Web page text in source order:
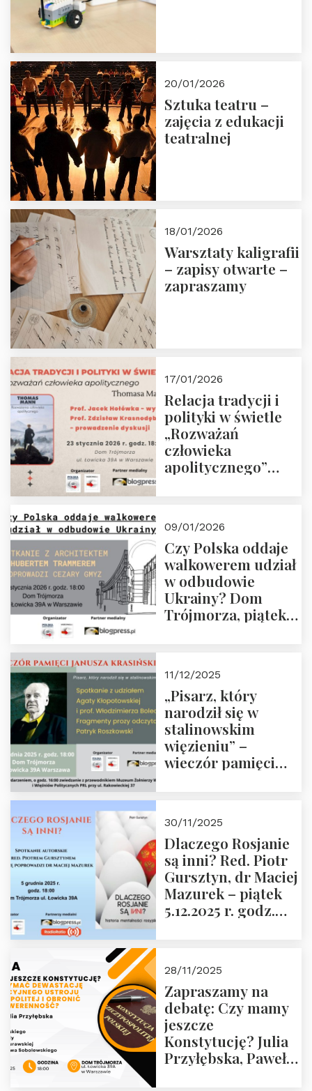
20/01/2026
Sztuka teatru –
zajęcia z edukacji
teatralnej
18/01/2026
Warsztaty kaligrafii
– zapisy otwarte –
zapraszamy
17/01/2026
Relacja tradycji i
polityki w świetle
„Rozważań
człowieka
apolitycznego”
godz. 18:00.
Zapraszamy!
09/01/2026
Czy Polska oddaje
walkowerem udział
w odbudowie
Ukrainy? Dom
Trójmorza, piątek
11/12/2025
„Pisarz, który
narodził się w
stalinowskim
więzieniu” –
wieczór pamięci
zwiedzanie
Muzeum Żołnierzy
Wyklętych i
Więźniów
Politycznych PRL o
godz. 16:00 – 19
30/11/2025
Dlaczego Rosjanie
są inni? Red. Piotr
Gursztyn, dr Maciej
Mazurek – piątek
5.12.2025 r. godz.
28/11/2025
Zapraszamy na
debatę: Czy mamy
jeszcze
Konstytucję? Julia
Przyłębska, Paweł